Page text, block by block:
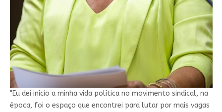
"Eu dei início a minha vida política no movimento sindical, na
época, foi o espaço que encontrei para lutar por mais vagas